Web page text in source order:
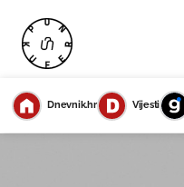
Dnevnik.hr Vijesti